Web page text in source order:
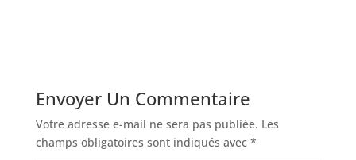
Envoyer Un Commentaire
Votre adresse e-mail ne sera pas publiée. Les
champs obligatoires sont indiqués avec *